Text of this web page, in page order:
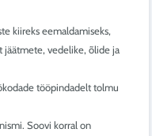
kiireks eemaldamiseks,
jäätmete, vedelike, õlide ja
tööpindadelt tolmu
Soovi korral on